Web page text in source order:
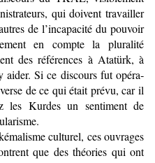
qui doivent travailler
de l’incapacité du pouvoir
en compte la pluralité
des références à Atatürk, à
aider. Si ce discours fut opéra­
de ce qui était prévu, car il
les Kurdes un sentiment de
culturel, ces ouvrages
que des théories qui ont